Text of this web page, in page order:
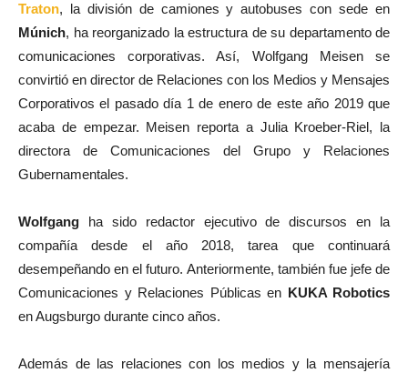
Traton, la división de camiones y autobuses con sede en
Múnich, ha reorganizado la estructura de su departamento de
comunicaciones corporativas. Así, Wolfgang Meisen se
convirtió en director de Relaciones con los Medios y Mensajes
Corporativos el pasado día 1 de enero de este año 2019 que
acaba de empezar. Meisen reporta a Julia Kroeber-Riel, la
directora de Comunicaciones del Grupo y Relaciones
Gubernamentales.
Wolfgang ha sido redactor ejecutivo de discursos en la
compañía desde el año 2018, tarea que continuará
desempeñando en el futuro. Anteriormente, también fue jefe de
Comunicaciones y Relaciones Públicas en KUKA Robotics
en Augsburgo durante cinco años.
Además de las relaciones con los medios y la mensajería